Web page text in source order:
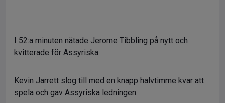
I 52:a minuten nätade Jerome Tibbling på nytt och
kvitterade för Assyriska.
Kevin Jarrett slog till med en knapp halvtimme kvar att
spela och gav Assyriska ledningen.